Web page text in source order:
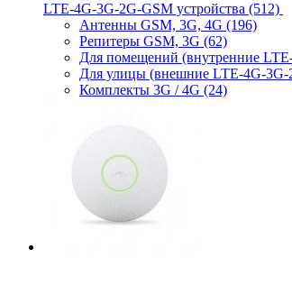
LTE-4G-3G-2G-GSM устройства (512)
Антенны GSM, 3G, 4G (196)
Репитеры GSM, 3G (62)
Для помещений (внутренние
Для улицы (внешние LTE-4G-3G-
Комплекты 3G / 4G (24)